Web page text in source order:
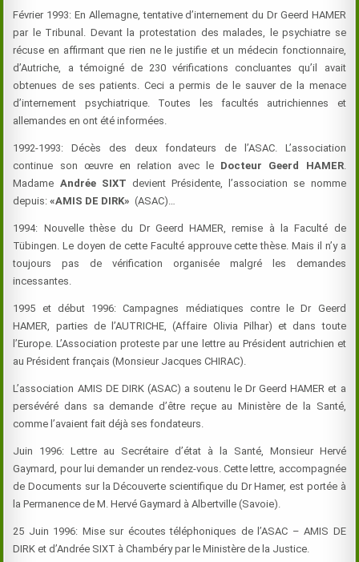
Février 1993: En Allemagne, tentative d’internement du Dr Geerd HAMER
par le Tribunal. Devant la protestation des malades, le psychiatre se
récuse en affirmant que rien ne le justifie et un médecin fonctionnaire,
d’Autriche, a témoigné de 230 vérifications concluantes qu’il avait
obtenues de ses patients. Ceci a permis de le sauver de la menace
d’internement psychiatrique. Toutes les facultés autrichiennes et
allemandes en ont été informées.
1992-1993: Décès des deux fondateurs de l’ASAC. L’association
continue son œuvre en relation avec le Docteur Geerd HAMER.
Madame Andrée SIXT devient Présidente, l’association se nomme
depuis:«AMIS DE DIRK» (ASAC)…
1994: Nouvelle thèse du Dr GeerdHAMER , remise à la Faculté de
Tübingen. Le doyen de cette Faculté approuve cette thèse. Mais il n’y a
toujours pas de vérification organisée malgré les demandes
incessantes.
1995 et début 1996: Campagnes médiatiques contre le Dr Geerd
HAMER , parties de l’AUTRICHE, (Affaire Olivia Pilhar) et dans toute
l’Europe. L’Association proteste par une lettre au Président autrichien et
au Président français (Monsieur Jacques CHIRAC).
L’association AMIS DE DIRK (ASAC) a soutenu le Dr GeerdHAMER et a
persévéré dans sa demande d’être reçue au Ministère de la Santé,
comme l’avaient fait déjà ses fondateurs.
Juin 1996: Lettre au Secrétaire d’état à la Santé, Monsieur Hervé
Gaymard, pour lui demander un rendez-vous. Cette lettre, accompagnée
de Documents sur la Découverte scientifique du DrHamer, est portée à
la Permanence de M. Hervé Gaymard à Albertville (Savoie).
25 Juin 1996: Mise sur écoutes téléphoniques de l’ASAC – AMIS DE
DIRK et d’Andrée SIXT à Chambéry par le Ministère de la Justice.